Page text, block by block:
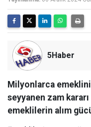
5Haber
Milyonlarca
seyyanen zam
emeklilerin alım